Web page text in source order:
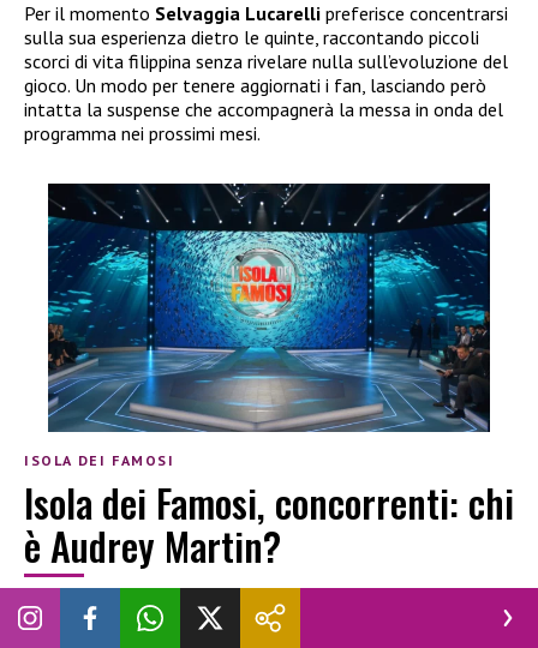
Per il momento Selvaggia Lucarelli preferisce concentrarsi
sulla sua esperienza dietro le quinte, raccontando piccoli
scorci di vita filippina senza rivelare nulla sull’evoluzione del
gioco. Un modo per tenere aggiornati i fan, lasciando però
intatta la suspense che accompagnerà la messa in onda del
programma nei prossimi mesi.
ISOLA DEI FAMOSI
Isola dei Famosi, concorrenti: chi
è Audrey Martin?
ISOLA DEI FAMOSI